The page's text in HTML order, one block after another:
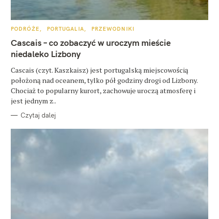
K
T
E
G
O
I
PODRÓŻE PORTUGALIA PRZEWODNIKI
Cascais – co zobaczyć w uroczym mieście
niedaleko Lizbony
Cascais (czyt. Kaszkaisz) jest portugalską miejscowością
położoną nad oceanem, tylko pół godziny drogi od Lizbony.
Chociaż to popularny kurort, zachowuje uroczą atmosferę i
jest jednym z..
Czytaj dalej
k
j